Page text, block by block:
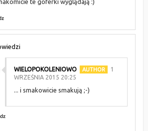
te goferki wyglądają :)
WIELOPOKOLENIOWO
1
WRZEŚNIA 2015 20:25
... i smakowicie smakują ;-)